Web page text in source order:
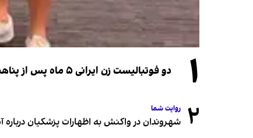
۱ دو فوتبالیست زن ایرانی ۵ ماه پس از پناهندگی، شهروند استرالیا شدند
۲ روایت شما
شهروندان در واکنش به اظهارات پزشکیان درباره